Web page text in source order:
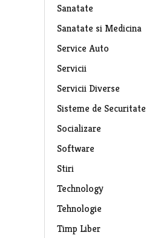
Sanatate
Sanatate si Medicina
Service Auto
Servicii
Servicii Diverse
Sisteme de Securitate
Socializare
Software
Stiri
Technology
Tehnologie
Timp Liber